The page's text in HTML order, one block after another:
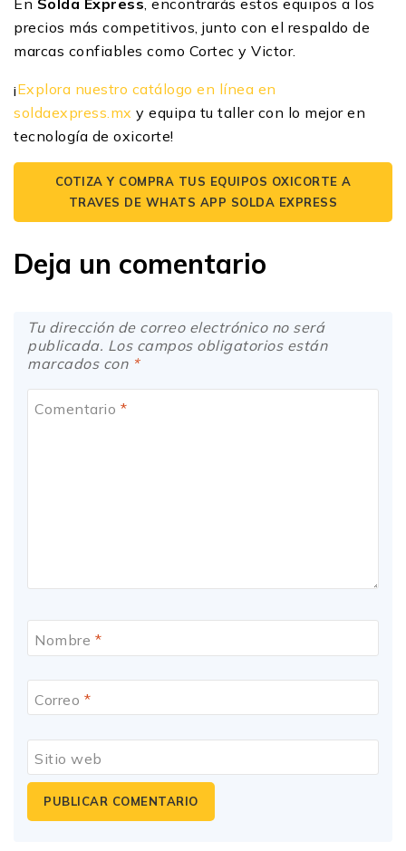
precios más competitivos, junto con el respaldo de
marcas confiables como Cortec y Victor.
¡Explora nuestro catálogo en línea en
soldaexpress.mx y equipa tu taller con lo mejor en
tecnología de oxicorte!
COTIZA Y COMPRA TUS EQUIPOS OXICORTE A
TRAVES DE WHATS APP SOLDA EXPRESS
Deja un comentario
Tu dirección de correo electrónico no será
publicada. Los campos obligatorios están
marcados con *
Comentario *
Nombre *
Correo *
Sitio web